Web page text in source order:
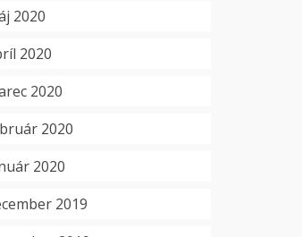
2020
2020
2020
2020
2020
2019